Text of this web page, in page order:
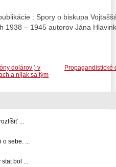
: Spory o biskupa
1938 – 1945 autorov Jána
Propagandistické
dolárov ) v
a nijak sa tým
...
o sebe. ...
bol ...